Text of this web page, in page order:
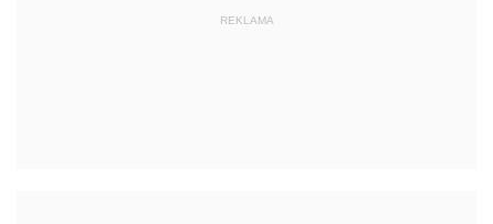
REKLAMA